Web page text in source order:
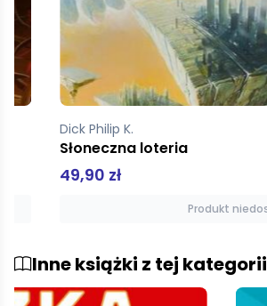
Dick Philip K.
Słoneczna loteria
49,90 zł
Produkt niedostępny
Inne książki z tej kategorii